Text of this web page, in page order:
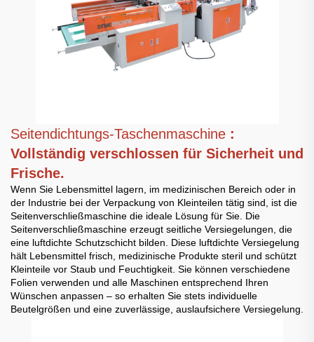
Seitendichtungs-Taschenmaschine :
Vollständig verschlossen für Sicherheit und
Frische.
Wenn Sie Lebensmittel lagern, im medizinischen Bereich oder in
der Industrie bei der Verpackung von Kleinteilen tätig sind, ist die
Seitenverschließmaschine die ideale Lösung für Sie. Die
Seitenverschließmaschine erzeugt seitliche Versiegelungen, die
eine luftdichte Schutzschicht bilden. Diese luftdichte Versiegelung
hält Lebensmittel frisch, medizinische Produkte steril und schützt
Kleinteile vor Staub und Feuchtigkeit. Sie können verschiedene
Folien verwenden und alle Maschinen entsprechend Ihren
Wünschen anpassen – so erhalten Sie stets individuelle
Beutelgrößen und eine zuverlässige, auslaufsichere Versiegelung.